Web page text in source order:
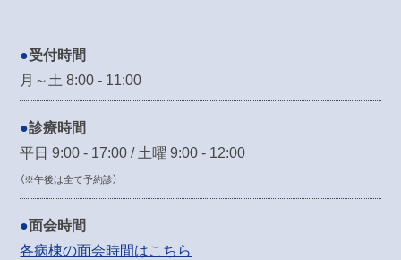
受付時間
月～土 8:00 - 11:00
診療時間
平日 9:00 - 17:00 / 土曜 9:00 - 12:00
（※午後は全て予約診）
面会時間
各病棟の面会時間はこちら